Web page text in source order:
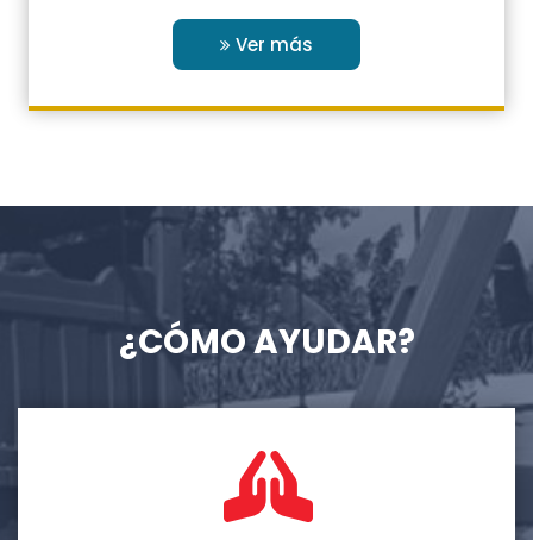
Ver más
¿CÓMO AYUDAR?